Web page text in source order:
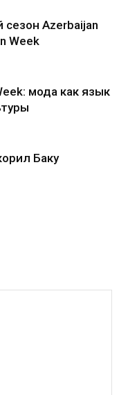
Azerbaijan
Week
мода как язык
Баку